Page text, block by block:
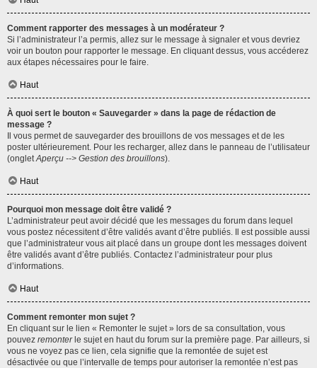
Comment rapporter des messages à un modérateur ?
Si l’administrateur l’a permis, allez sur le message à signaler et vous devriez
voir un bouton pour rapporter le message. En cliquant dessus, vous accéderez
aux étapes nécessaires pour le faire.
Haut
À quoi sert le bouton « Sauvegarder » dans la page de rédaction de
message ?
Il vous permet de sauvegarder des brouillons de vos messages et de les
poster ultérieurement. Pour les recharger, allez dans le panneau de l’utilisateur
(ongletAperçu --> Gestion des brouillons).
Haut
Pourquoi mon message doit être validé ?
L’administrateur peut avoir décidé que les messages du forum dans lequel
vous postez nécessitent d’être validés avant d’être publiés. Il est possible aussi
que l’administrateur vous ait placé dans un groupe dont les messages doivent
être validés avant d’être publiés. Contactez l’administrateur pour plus
d’informations.
Haut
Comment remonter mon sujet ?
En cliquant sur le lien « Remonter le sujet » lors de sa consultation, vous
pouvez remonterle sujet en haut du forum sur la première page. Par ailleurs, si
vous ne voyez pas ce lien, cela signifie que la remontée de sujet est
désactivée ou que l’intervalle de temps pour autoriser la remontée n’est pas